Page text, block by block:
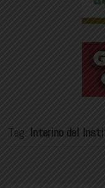
Tag: Interino del